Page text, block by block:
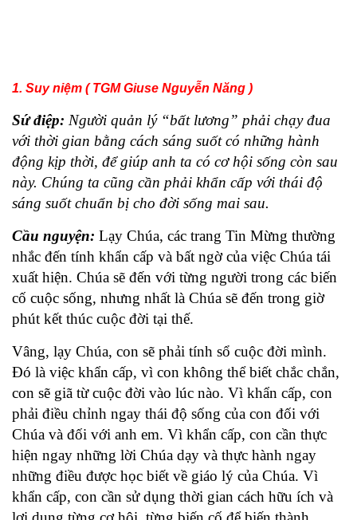
1. Suy niệm ( TGM Giuse Nguyễn Năng )
Sứ điệp: Người quản lý “bất lương” phải chạy đua
với thời gian bằng cách sáng suốt có những hành
động kịp thời, để giúp anh ta có cơ hội sống còn sau
này. Chúng ta cũng cần phải khẩn cấp với thái độ
sáng suốt chuẩn bị cho đời sống mai sau.
Cầu nguyện: Lạy Chúa, các trang Tin Mừng thường
nhắc đến tính khẩn cấp và bất ngờ của việc Chúa tái
xuất hiện. Chúa sẽ đến với từng người trong các biến
cố cuộc sống, nhưng nhất là Chúa sẽ đến trong giờ
phút kết thúc cuộc đời tại thế.
Vâng, lạy Chúa, con sẽ phải tính sổ cuộc đời mình.
Đó là việc khẩn cấp, vì con không thể biết chắc chắn,
con sẽ giã từ cuộc đời vào lúc nào. Vì khẩn cấp, con
phải điều chỉnh ngay thái độ sống của con đối với
Chúa và đối với anh em. Vì khẩn cấp, con cần thực
hiện ngay những lời Chúa dạy và thực hành ngay
những điều được học biết về giáo lý của Chúa. Vì
khẩn cấp, con cần sử dụng thời gian cách hữu ích và